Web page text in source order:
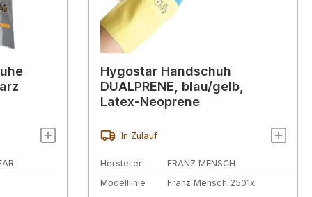
Hygostar Handschuh
DUALPRENE, blau/gelb,
Latex-Neoprene
In Zulauf
Hersteller
FRANZ MENSCH
Modelllinie
Franz Mensch 2501x